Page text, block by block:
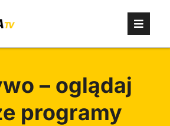
– oglądaj
programy